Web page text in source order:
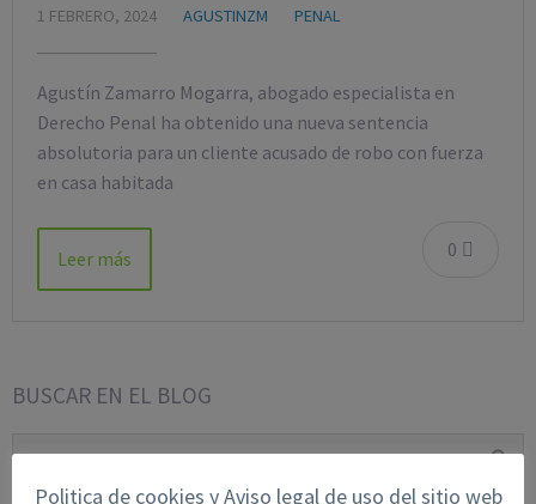
1 FEBRERO, 2024 AGUSTINZM PENAL
Agustín Zamarro Mogarra, abogado especialista en
Derecho Penal ha obtenido una nueva sentencia
absolutoria para un cliente acusado de robo con fuerza
en casa habitada
0
Leer más
BUSCAR EN EL BLOG
Politica de cookies y Aviso legal de uso del sitio web